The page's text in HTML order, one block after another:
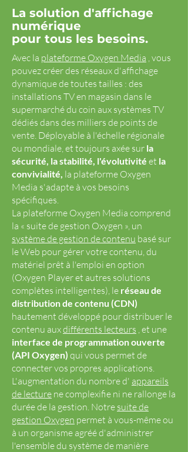
La solution d'affichage
numérique
pour tous les besoins.
Avec la plateforme Oxygen Media , vous
pouvez créer des réseaux d'affichage
dynamique de toutes tailles : des
installations TV en magasin dans le
supermarché du coin aux systèmes TV
dédiés dans des milliers de points de
vente. Déployable à l'échelle régionale
ou mondiale, et toujours axée sur la
sécurité, la stabilité, l'évolutivité et la
convivialité, la plateforme Oxygen
Media s'adapte à vos besoins
spécifiques.
La plateforme Oxygen Media comprend
la « suite de gestion Oxygen », un
système de gestion de contenu basé sur
le Web pour gérer votre contenu, du
matériel prêt à l'emploi en option
(Oxygen Player et autres solutions
complètes intelligentes), le réseau de
distribution de contenu (CDN)
hautement développé pour distribuer le
contenu auxdifférents lecteurs , et une
interface de programmation ouverte
(API Oxygen) qui vous permet de
connecter vos propres applications.
L'augmentation du nombre d' appareils
de lecture ne complexifie ni ne rallonge la
durée de la gestion. Notre suite de
gestion Oxygen permet à vous-même ou
à un organisme agréé d'administrer
l'ensemble du système de manière